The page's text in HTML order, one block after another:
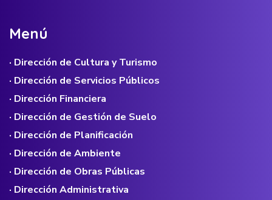
Menú
· Dirección de Cultura y Turismo
· Dirección de Servicios Públicos
· Dirección Financiera
· Dirección de Gestión de Suelo
· Dirección de Planificación
· Dirección de Ambiente
· Dirección de Obras Públicas
· Dirección Administrativa